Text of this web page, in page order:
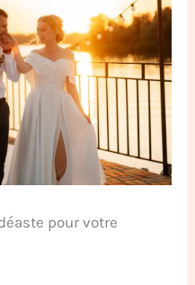
pour votre